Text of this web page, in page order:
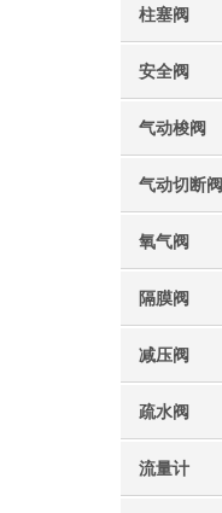
柱塞阀
安全阀
气动梭阀
气动切断阀
氧气阀
隔膜阀
减压阀
疏水阀
流量计